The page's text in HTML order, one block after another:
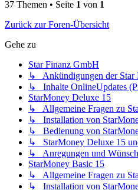
37 Themen • Seite 1 von 1
Zurück zur Foren-Übersicht
Gehe zu
Star Finanz GmbH
↳ Ankündigungen der Star
↳ Inhalte OnlineUpdates
StarMoney Deluxe 15
↳ Allgemeine Fragen zu
↳ Installation von
↳ Bedienung von
↳ StarMoney Deluxe 15
↳ Anregungen und
StarMoney Basic 15
↳ Allgemeine Fragen zu
↳ Installation von